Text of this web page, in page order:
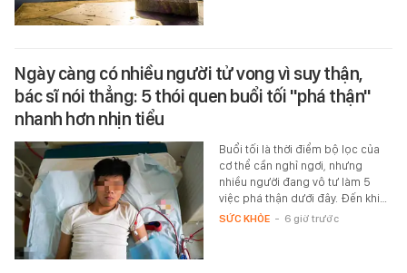
Ngày càng có nhiều người tử vong vì suy thận,
bác sĩ nói thẳng: 5 thói quen buổi tối "phá thận"
nhanh hơn nhịn tiểu
Buổi tối là thời điểm bộ lọc của
cơ thể cần nghỉ ngơi, nhưng
nhiều người đang vô tư làm 5
việc phá thận dưới đây. Đến khi…
SỨC KHỎE - 6 giờ trước